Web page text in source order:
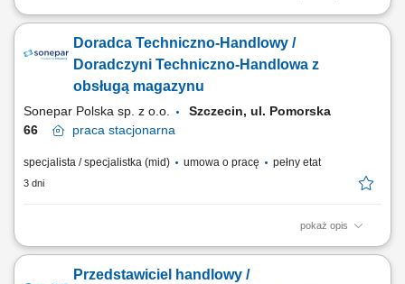
ZAKRES OBOWIĄZKÓW: Aktywny kontakt telefoniczny z klientami
finansami, w tym szkoleń z zakresu edukacji finansowej; Budowanie
relacji i pozyskiwanie klientów dla naszych kluczowych Partnerów
Biznesowych. CZEGO WYMAGAMY: Chęć...
Doradca Techniczno-Handlowy /
Doradczyni Techniczno-Handlowa z
obsługą magazynu
Sonepar Polska sp. z o.o.
Szczecin, ul. Pomorska
66
praca stacjonarna
specjalista / specjalistka (mid) umowa o pracę pełny etat
3 dni
pokaż opis
Zadania: Przygotowywanie ofert handlowych dla klientów; Prowadzenie
Przedstawiciel handlowy /